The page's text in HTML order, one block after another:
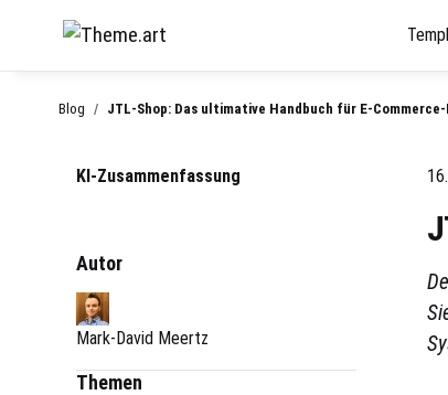
Blog JTL-Shop: Das ultimative Handbuch für E-
KI-Zusammenfassung
Autor
Mark-David Meertz
Themen